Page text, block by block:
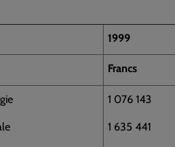
1999
Francs
1 076 143
1 635 441